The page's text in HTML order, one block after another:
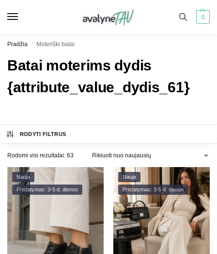
0
Pradžia / Moteriški batai
Batai moterims dydis
{attribute_value_dydis_61}
RODYTI FILTRUS
Rodomi visi rezultatai: 63
Nauja
Pristatymas: 3-5 d. dienos
Nauja
Pristatymas: 3-5 d. dienos